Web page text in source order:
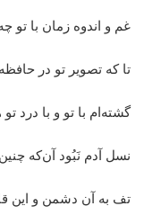
غم و اندوه زمان با تو
تا که تصویر تو در
گشته‌ام با تو و با درد
نسل آدم نَبُود آن‌که
تف به آن دشمن و این